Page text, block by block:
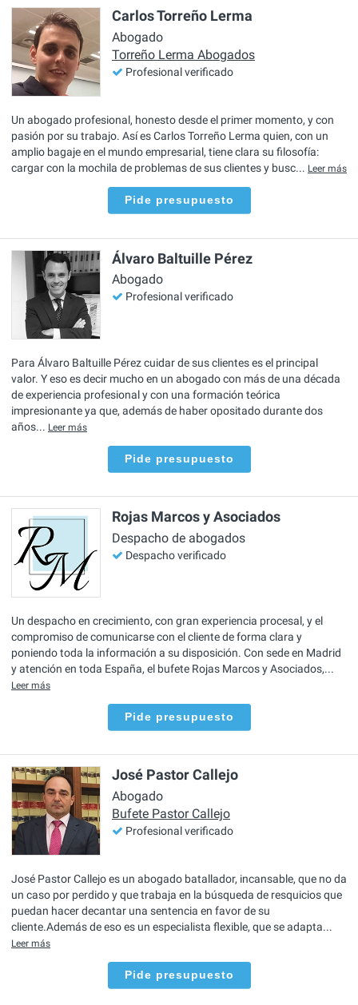
Carlos Torreño Lerma
Abogado
Torreño Lerma Abogados
Profesional verificado
Un abogado profesional, honesto desde el primer momento, y con
pasión por su trabajo. Así es Carlos Torreño Lerma quien, con un
amplio bagaje en el mundo empresarial, tiene clara su filosofía:
cargar con la mochila de problemas de sus clientes y busc... Leer más
Pide presupuesto
Álvaro Baltuille Pérez
Abogado
Profesional verificado
Para Álvaro Baltuille Pérez cuidar de sus clientes es el principal
valor. Y eso es decir mucho en un abogado con más de una década
de experiencia profesional y con una formación teórica
impresionante ya que, además de haber opositado durante dos
años... Leer más
Pide presupuesto
Rojas Marcos y Asociados
Despacho de abogados
Despacho verificado
Un despacho en crecimiento, con gran experiencia procesal, y el
compromiso de comunicarse con el cliente de forma clara y
poniendo toda la información a su disposición. Con sede en Madrid
y atención en toda España, el bufete Rojas Marcos y Asociados,...
Leer más
Pide presupuesto
José Pastor Callejo
Abogado
Bufete Pastor Callejo
Profesional verificado
José Pastor Callejo es un abogado batallador, incansable, que no da
un caso por perdido y que trabaja en la búsqueda de resquicios que
puedan hacer decantar una sentencia en favor de su
cliente.Además de eso es un especialista flexible, que se adapta...
Leer más
Pide presupuesto